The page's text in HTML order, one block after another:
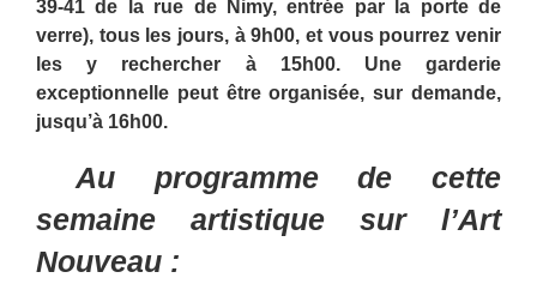
39-41 de la rue de Nimy, entrée par la porte de
verre), tous les jours, à 9h00, et vous pourrez venir
les y rechercher à 15h00. Une garderie
exceptionnelle peut être organisée, sur demande,
jusqu’à 16h00.
Au programme de cette
semaine artistique sur l’Art
Nouveau :